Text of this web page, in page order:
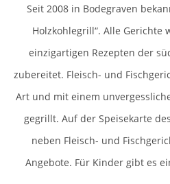
Seit 2008 in Bodegraven
Holzkohlegrill“. Alle Gerichte
einzigartigen Rezepten der
zubereitet. Fleisch- und
Art und mit einem
gegrillt. Auf der Speisekarte
neben Fleisch- und
Angebote. Für Kinder gibt es